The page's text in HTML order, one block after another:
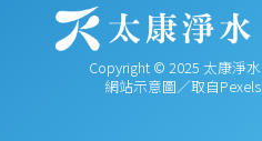
Copyright © 2025 太康淨水
網站示意圖／取自Pexels